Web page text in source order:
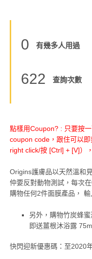
0 有幾多人用過
622 查詢次數
點樣用Coupon? : 只要按
coupon code，跟住可以
right click/按 [Ctrl] + [V]）
Origins護膚品以天然溫和
仲要反對動物測試，每次
購物任何2件面膜產品， 輸
另外，購物竹炭蜂
即送薑根沐浴露
快閃迎新優惠碼：至2020